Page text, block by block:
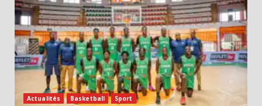
Actualités Basketball Sport